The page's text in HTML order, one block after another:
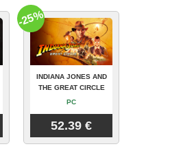
INDIANA JONES AND
THE GREAT CIRCLE
PC
52.39 €
-25%